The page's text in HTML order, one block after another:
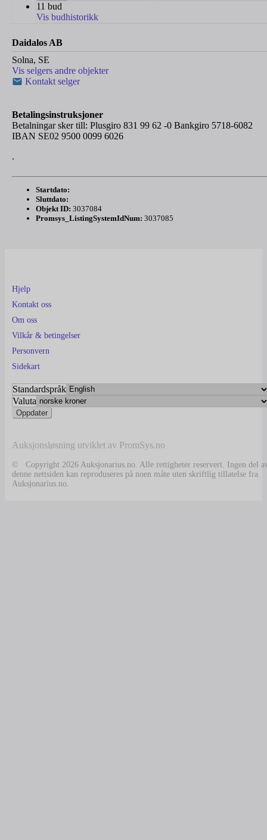
11 bud
Vis budhistorikk
Daidalos AB
Solna, SE
Vis selgers andre objekter
Kontakt selger
Betalingsinstruksjoner
Betalningar sker till: Plusgiro 831 99 62 -0 Bankgiro 5718-6082
IBAN SE02 9500 0099 6026
.
Startdato:
Sluttdato:
Objekt ID: 3037084
Promsys_ListingSystemIdNum: 3037085
Hjelp
Kontakt oss
Om oss
Vilkår & betingelser
Personvern
Sidekart
Standardspråk
Valuta
Auksjonsløsning utviklet av PromSys.no
© Copyright 2026 Auksjonarius.no. Alle rettigheter reservert. Ingen del
denne nettsiden kan reproduseres på noen måte uten skriftlig tillatelse fra
Auksjonarius.no.